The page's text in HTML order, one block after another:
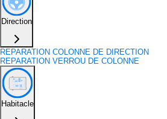
Direction
REPARATION COLONNE DE DIRECTION
REPARATION VERROU DE COLONNE
Habitacle